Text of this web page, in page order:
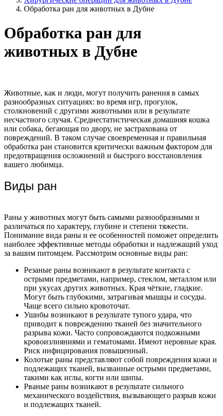
Обработка ран для животных в Дубне
Обработка ран для
животных в Дубне
Животные, как и люди, могут получить ранения в самых
разнообразных ситуациях: во время игр, прогулок,
столкновений с другими животными или в результате
несчастного случая. Среднестатистическая домашняя кошка
или собака, бегающая по двору, не застрахована от
повреждений. В таком случае своевременная и правильная
обработка ран становится критически важным фактором для
предотвращения осложнений и быстрого восстановления
вашего любимца.
Виды ран
Раны у животных могут быть самыми разнообразными и
различаться по характеру, глубине и степени тяжести.
Понимание вида раны и ее особенностей поможет определить
наиболее эффективные методы обработки и надлежащий уход
за вашим питомцем. Рассмотрим основные виды ран:
Резаные раны возникают в результате контакта с
острыми предметами, например, стеклом, металлом или
при укусах других животных. Края чёткие, гладкие.
Могут быть глубокими, затрагивая мышцы и сосуды.
Чаще всего сильно кровоточат.
Ушибы возникают в результате тупого удара, что
приводит к повреждению тканей без значительного
разрыва кожи. Часто сопровождаются подкожными
кровоизлияниями и гематомами. Имеют неровные края.
Риск инфицирования повышенный.
Колотые раны представляют собой повреждения кожи и
подлежащих тканей, вызванные острыми предметами,
такими как иглы, когти или шипы.
Рваные раны возникают в результате сильного
механического воздействия, вызывающего разрыв кожи
и подлежащих тканей.